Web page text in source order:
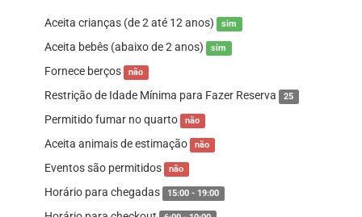
Aceita crianças (de 2 até 12 anos) sim
Aceita bebês (abaixo de 2 anos) sim
Fornece berços não
Restrição de Idade Mínima para Fazer Reserva 25
Permitido fumar no quarto não
Aceita animais de estimação não
Eventos são permitidos não
Horário para chegadas 15:00 - 19:00